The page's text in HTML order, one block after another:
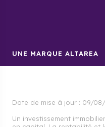
UNE MARQUE ALTAREA
Date de mise à jour : 09/
Un investissement